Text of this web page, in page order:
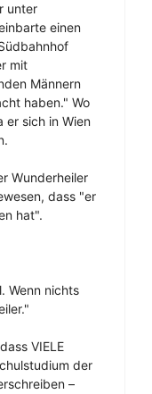
unter
einen
mit
Männern
haben." Wo
er sich in Wien
Wunderheiler
dass "er
hat".
Wenn nichts
VIELE
der
–